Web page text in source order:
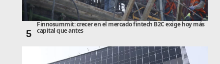
5
Finnosummit: crecer en el mercado fintech B2C exige hoy más
capital que antes